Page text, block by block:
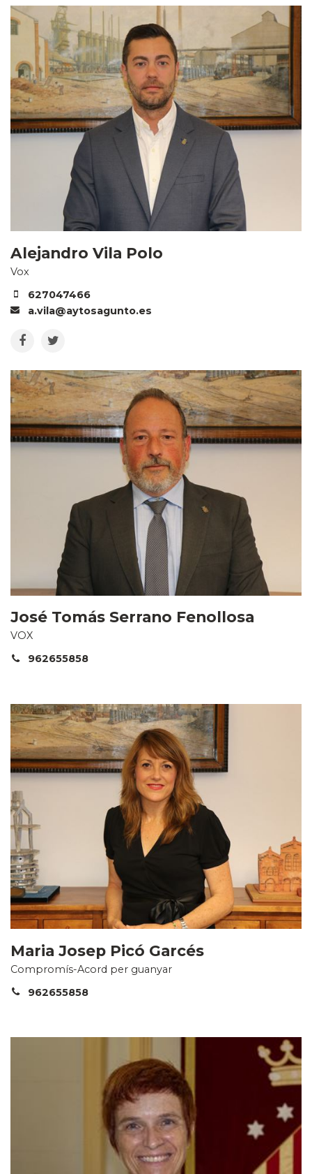
Alejandro Vila Polo
Vox
627047466
a.vila@aytosagunto.es
José Tomás Serrano Fenollosa
VOX
962655858
Maria Josep Picó Garcés
Compromís-Acord per guanyar
962655858